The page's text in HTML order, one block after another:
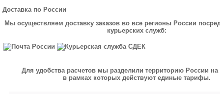
Доставка по России
Мы осуществляем доставку заказов во все регионы России
курьерских служб:
Для удобства расчетов мы разделили территорию России на
в рамках которых действуют единые тарифы.